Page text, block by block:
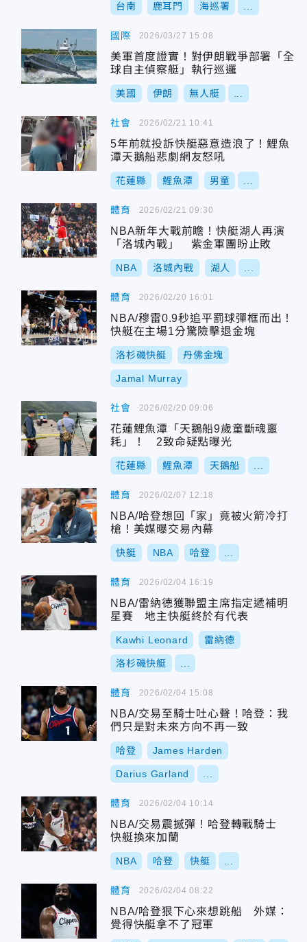
台南 鹿耳門 海巡署
國際
美軍首度證實！對伊朗戰爭部署「全
球自主偵察艇」執行巡邏
美國 伊朗 無人艇
2026/03/27 15:08
社會
5年前就投訴快艇惡意造浪了！鯉魚
潭天鵝船悲劇網友怒吼
花蓮縣 鯉魚潭 男童
2026/02/21 10:41
體育
NBA新年大戰前瞻！快艇湖人再演
「洛城內戰」 紫金軍團盼止敗
NBA 洛城內戰 湖人
2026/02/21 09:30
體育
NBA/穆雷0.9秒追平罰球彈框而出！
快艇在主場1分驚險擊退金塊
洛杉磯快艇 丹佛金塊
Jamal Murray
2026/02/20 16:01
社會
花蓮鯉魚潭「天鵝船9歲童斷魂噩
耗」！ 2致命疑點曝光
花蓮縣 鯉魚潭 天鵝船
2026/02/20 09:06
體育
NBA/哈登想回「家」竟被火箭冷打
槍！美媒曝交易內幕
快艇 NBA 哈登
2026/02/07 12:18
體育
NBA/雷納德獲聯盟主席指定遞補明
星賽 地主快艇終於有代表
Kawhi Leonard 雷納德
洛杉磯快艇
2026/02/04 16:19
體育
NBA/交易至騎士吐心聲！哈登：我
們只是對未來方向不再一致
哈登 James Harden
Darius Garland
2026/02/04 15:08
體育
NBA/交易震撼彈！哈登轉戰騎士
快艇換來加蘭
NBA 哈登 快艇
2026/02/04 10:14
體育
NBA/哈登狠下心來想跳船 外媒：
覺得快艇拿不了冠軍
2026/02/04 08:22